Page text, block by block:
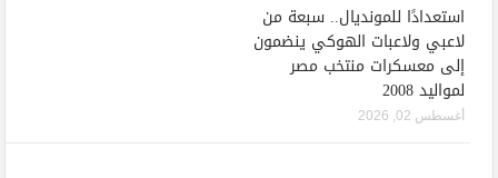
استعدادًا للمونديال.. سبعة من
لاعبي ولاعبات الهوكي ينضمون
إلى معسكرات منتخب مصر
لمواليد 2008
أغسطس 02, 2026